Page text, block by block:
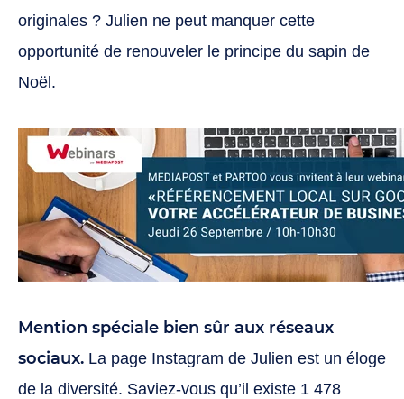
originales ? Julien ne peut manquer cette
opportunité de renouveler le principe du sapin de
Noël.
Mention spéciale bien sûr aux réseaux
sociaux. La page Instagram de Julien est un éloge
de la diversité. Saviez-vous qu’il existe 1 478